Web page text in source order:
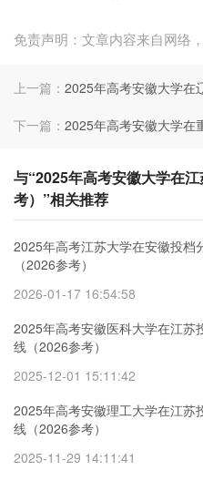
免责声明：文章内容来自网络
上一篇： 2025年高考安徽大学在
下一篇： 2025年高考安徽大学在
与“2025年高考安徽大学在
考）”相关推荐
2025年高考江苏大学在安徽投档
（2026参考）
2026-01-17 16:54:58
2025年高考安徽医科大学在江苏
线（2026参考）
2025-12-01 15:11:42
2025年高考安徽理工大学在江苏
线（2026参考）
2025-11-29 14:11:41